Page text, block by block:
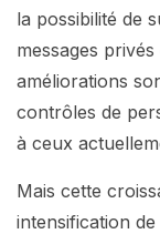
la possibilité de
messages
améliorations
contrôles de
à ceux
Mais cette
intensification